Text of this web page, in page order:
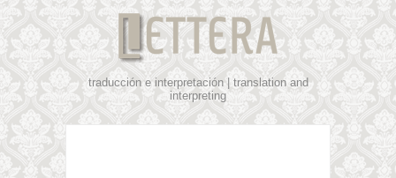
traducción e interpretación | translation and
interpreting